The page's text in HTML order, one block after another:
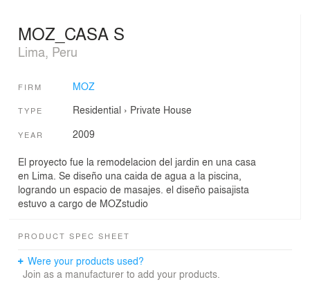
MOZ_CASA S
Lima, Peru
FIRM MOZ
TYPE Residential › Private House
YEAR 2009
El proyecto fue la remodelacion del jardin en una casa
en Lima. Se diseño una caida de agua a la piscina,
logrando un espacio de masajes. el diseño paisajista
estuvo a cargo de MOZstudio
PRODUCT SPEC SHEET
Were your products used?
Join as a manufacturer to add your products.